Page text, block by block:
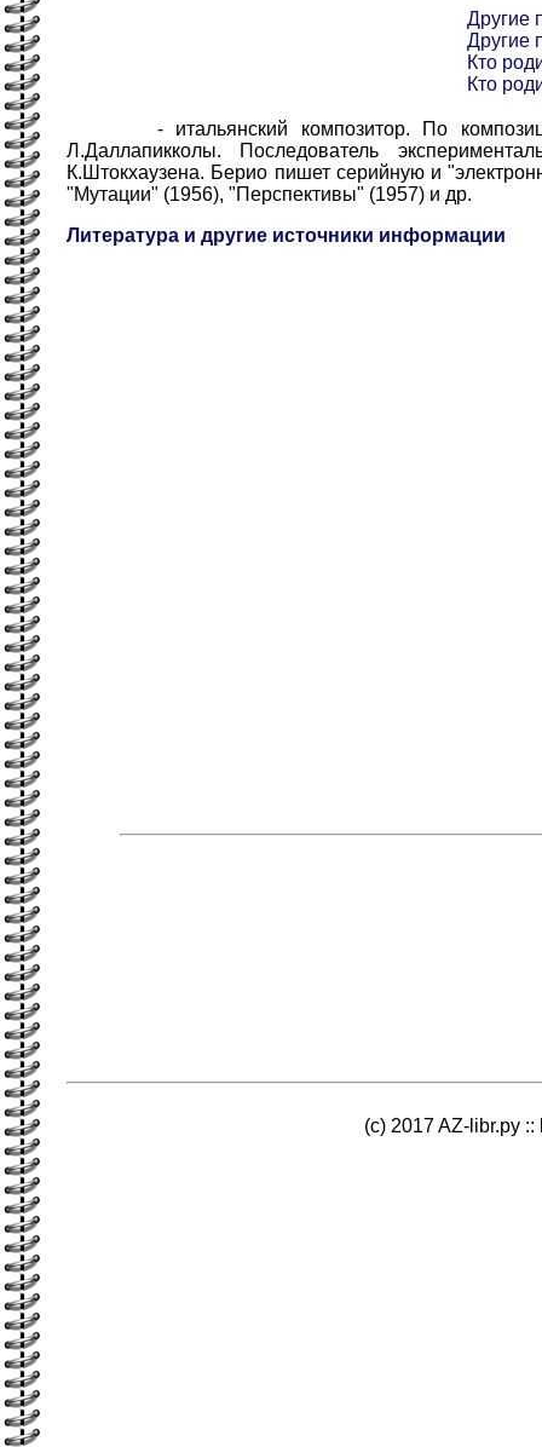
Другие
Другие
Кто
Кто
- итальянский композитор. По
Л.Даллапикколы. Последователь
К.Штокхаузена. Берио пишет серийную и
"Мутации" (1956), "Перспективы" (1957) и др.
Литература и другие источники информации
(c) 2017 AZ-libr.ру ::